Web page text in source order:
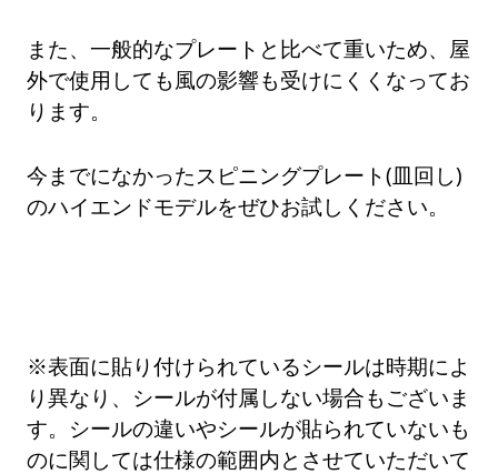
また、一般的なプレートと比べて重いため、屋
外で使用しても風の影響も受けにくくなってお
ります。
今までになかったスピニングプレート(皿回し)
のハイエンドモデルをぜひお試しください。
※表面に貼り付けられているシールは時期によ
り異なり、シールが付属しない場合もございま
す。シールの違いやシールが貼られていないも
のに関しては仕様の範囲内とさせていただいて